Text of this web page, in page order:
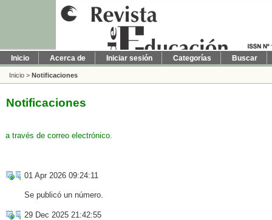
Inicio Acerca de Iniciar sesión Categorías Buscar
Inicio > Notificaciones
Notificaciones
a través de correo electrónico.
01 Apr 2026 09:24:11
Se publicó un número.
29 Dec 2025 21:42:55